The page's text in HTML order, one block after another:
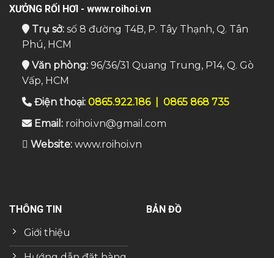
XƯỞNG RỐI HƠI - www.roihoi.vn
Trụ sở:số 8 đường T4B, P. Tây Thạnh, Q. Tân
Phú, HCM
Văn phòng:96/36/31 Quang Trung, P14, Q. Gò
Vấp, HCM
Điện thoại: 0865.922.186| 0865 868 735
Email:roihoi.vn@gmail.com
Website: www.roihoi.vn
THÔNG TIN
Giới thiệu
BẢN ĐỒ